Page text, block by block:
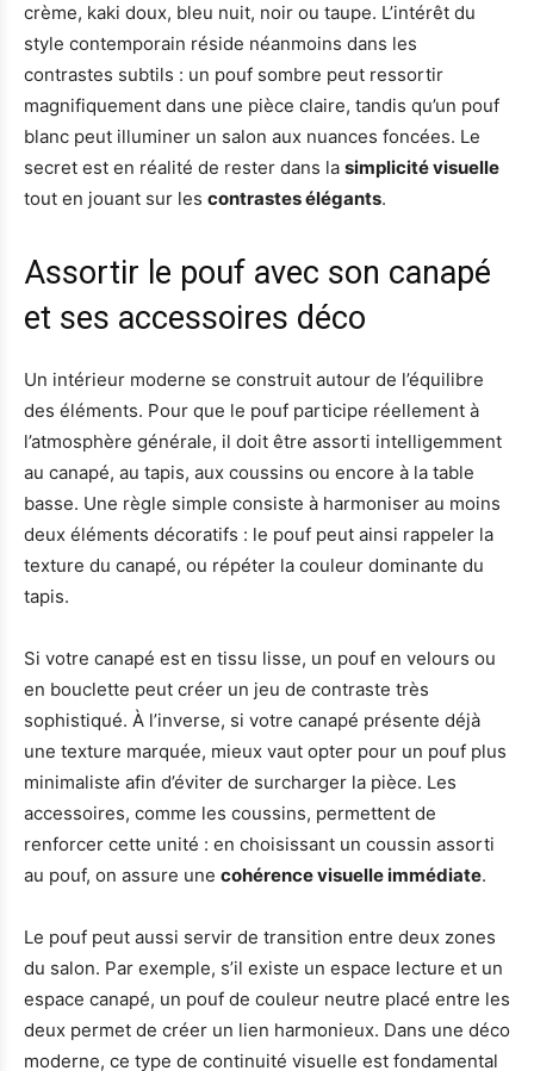
crème, kaki doux, bleu nuit, noir ou taupe. L’intérêt du
style contemporain réside néanmoins dans les
contrastes subtils : un pouf sombre peut ressortir
magnifiquement dans une pièce claire, tandis qu’un pouf
blanc peut illuminer un salon aux nuances foncées. Le
secret est en réalité de rester dans la simplicité visuelle
tout en jouant sur les contrastes élégants.
Assortir le pouf avec son canapé
et ses accessoires déco
Un intérieur moderne se construit autour de l’équilibre
des éléments. Pour que le pouf participe réellement à
l’atmosphère générale, il doit être assorti intelligemment
au canapé, au tapis, aux coussins ou encore à la table
basse. Une règle simple consiste à harmoniser au moins
deux éléments décoratifs : le pouf peut ainsi rappeler la
texture du canapé, ou répéter la couleur dominante du
tapis.
Si votre canapé est en tissu lisse, un pouf en velours ou
en bouclette peut créer un jeu de contraste très
sophistiqué. À l’inverse, si votre canapé présente déjà
une texture marquée, mieux vaut opter pour un pouf plus
minimaliste afin d’éviter de surcharger la pièce. Les
accessoires, comme les coussins, permettent de
renforcer cette unité : en choisissant un coussin assorti
au pouf, on assure une cohérence visuelle immédiate.
Le pouf peut aussi servir de transition entre deux zones
du salon. Par exemple, s’il existe un espace lecture et un
espace canapé, un pouf de couleur neutre placé entre les
deux permet de créer un lien harmonieux. Dans une déco
moderne, ce type de continuité visuelle est fondamental